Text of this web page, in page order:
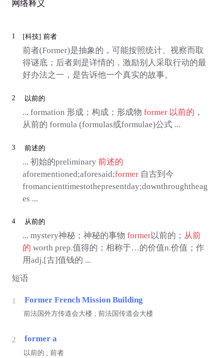
网络释义
1 [科技] 前者
前者(Former)是抽象的，可能按照统计、视察而取
得谜底；后者则是详情的，激励别人采取行动的最
好办法之一，是告诉他一个真实的故事。
2 以前的
... formation 形成；构成；形成物 former 以前的 ，
从前的 formula (formulas或formulae)公式 ...
3 前述的
... 初始的preliminary 前述的
aforementioned;aforesaid;former自古到今
fromancienttimestothepresentday;downthroughtheag
es ...
4 从前的
... mystery神秘；神秘的事物 former以前的； 从前
的 worth prep.值得的；相称于…的价值n.价值；作
用adj.[古]值钱的 ...
短语
1 Former French Mission Building
前法国外方传道会大楼 ; 前法国传道会大楼
2 former a
以前的 ; 前者